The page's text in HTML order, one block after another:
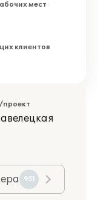
мест
клиентов
проект
951